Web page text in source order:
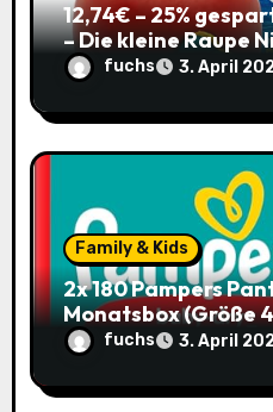
12,74€ – 25%
– Die kleine Raupe
Hörbuch für Kinder
fuchs 3. April
Family & Kids
2x 180 Pampers
Monatsbox (Größe
Pants (Sparabo) –
fuchs 3. April